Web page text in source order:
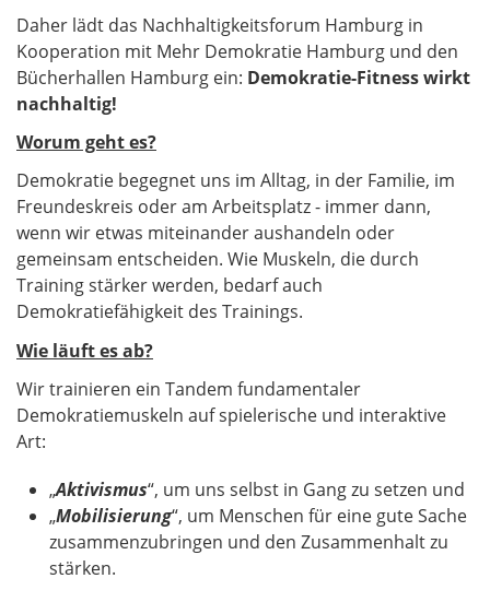
Daher lädt das Nachhaltigkeitsforum Hamburg in
Kooperation mit Mehr Demokratie Hamburg und den
Bücherhallen Hamburg ein: Demokratie-Fitness wirkt
nachhaltig!
Worum geht es?
Demokratie begegnet uns im Alltag, in der Familie, im
Freundeskreis oder am Arbeitsplatz - immer dann,
wenn wir etwas miteinander aushandeln oder
gemeinsam entscheiden. Wie Muskeln, die durch
Training stärker werden, bedarf auch
Demokratiefähigkeit des Trainings.
Wie läuft es ab?
Wir trainieren ein Tandem fundamentaler
Demokratiemuskeln auf spielerische und interaktive
Art:
„Aktivismus“, um uns selbst in Gang zu setzen und
„Mobilisierung“, um Menschen für eine gute Sache
zusammenzubringen und den Zusammenhalt zu
stärken.